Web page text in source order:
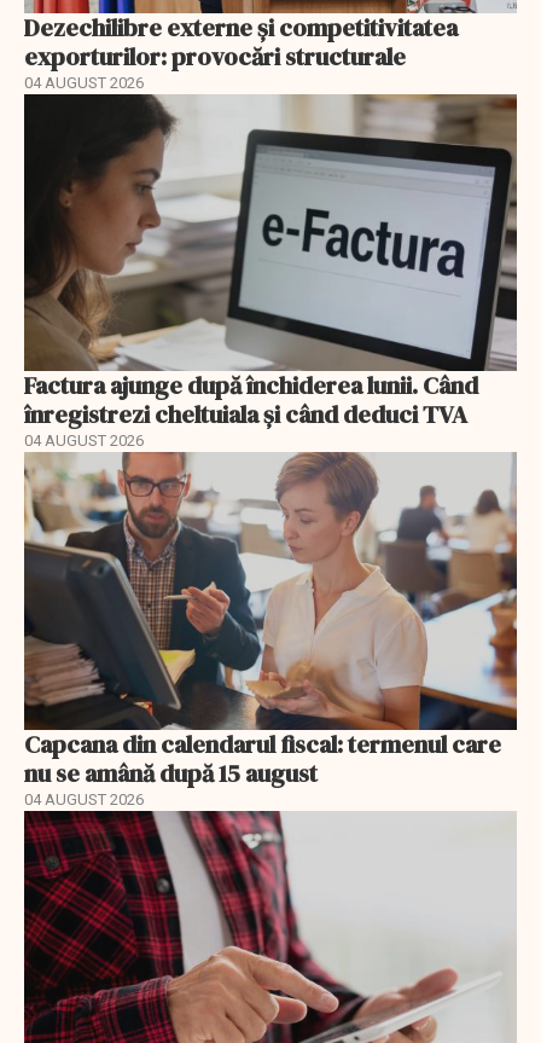
Dezechilibre externe și competitivitatea
exporturilor: provocări structurale
04 AUGUST 2026
Factura ajunge după închiderea lunii. Când
înregistrezi cheltuiala și când deduci TVA
04 AUGUST 2026
Capcana din calendarul fiscal: termenul care
nu se amână după 15 august
04 AUGUST 2026